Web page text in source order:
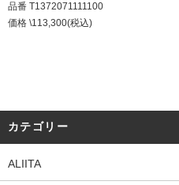
品番 T1372071111100
価格 \113,300(税込)
カテゴリー
ALIITA